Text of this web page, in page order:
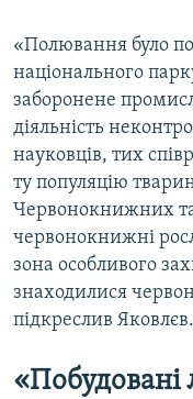
«Полювання було
національного
заборонене
діяльність
науковців, тих
ту популяцію
Червонокнижних
червонокнижні
зона особливого
знаходилися
підкреслив Яковлєв.
«Побудовані